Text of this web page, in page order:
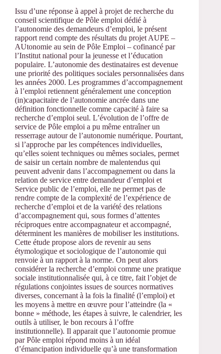
Issu d’une réponse à appel à projet de recherche du
conseil scientifique de Pôle emploi dédié à
l’autonomie des demandeurs d’emploi, le présent
rapport rend compte des résultats du projet AUPE –
AUtonomie au sein de Pôle Emploi – cofinancé par
l’Institut national pour la jeunesse et l’éducation
populaire. L’autonomie des destinataires est devenue
une priorité des politiques sociales personnalisées dans
les années 2000. Les programmes d’accompagnement
à l’emploi retiennent généralement une conception
(in)capacitaire de l’autonomie ancrée dans une
définition fonctionnelle comme capacité à faire sa
recherche d’emploi seul. L’évolution de l’offre de
service de Pôle emploi a pu même entraîner un
resserrage autour de l’autonomie numérique. Pourtant,
si l’approche par les compétences individuelles,
qu’elles soient techniques ou mêmes sociales, permet
de saisir un certain nombre de malentendus qui
peuvent advenir dans l’accompagnement ou dans la
relation de service entre demandeur d’emploi et
Service public de l’emploi, elle ne permet pas de
rendre compte de la complexité de l’expérience de
recherche d’emploi et de la variété des relations
d’accompagnement qui, sous formes d’attentes
réciproques entre accompagnateur et accompagné,
déterminent les manières de mobiliser les institutions.
Cette étude propose alors de revenir au sens
étymologique et sociologique de l’autonomie qui
renvoie à un rapport à la norme. On peut alors
considérer la recherche d’emploi comme une pratique
sociale institutionnalisée qui, à ce titre, fait l’objet de
régulations conjointes issues de sources normatives
diverses, concernant à la fois la finalité (l’emploi) et
les moyens à mettre en œuvre pour l’atteindre (la «
bonne » méthode, les étapes à suivre, le calendrier, les
outils à utiliser, le bon recours à l’offre
institutionnelle). Il apparait que l’autonomie promue
par Pôle emploi répond moins à un idéal
d’émancipation individuelle qu’à une transformation